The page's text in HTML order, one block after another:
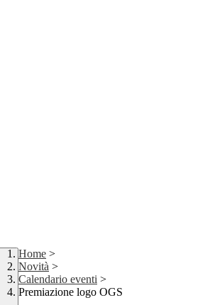
Home >
Novità >
Calendario eventi >
Premiazione logo OGS